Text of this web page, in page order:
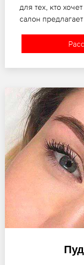
для тех, кто
салон